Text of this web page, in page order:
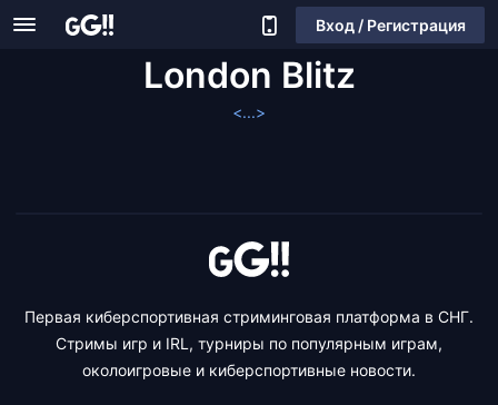
Вход / Регистрация
London Blitz
<...>
Первая киберспортивная стриминговая платформа в СНГ.
Стримы игр и IRL, турниры по популярным играм,
околоигровые и киберспортивные новости.